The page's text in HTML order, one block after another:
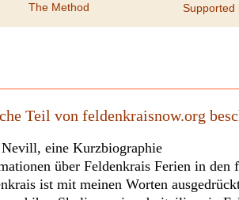
Supported
Teil von feldenkraisnow.org
eine Kurzbiographie
über Feldenkrais Ferien in den
ist mit meinen Worten
The Method